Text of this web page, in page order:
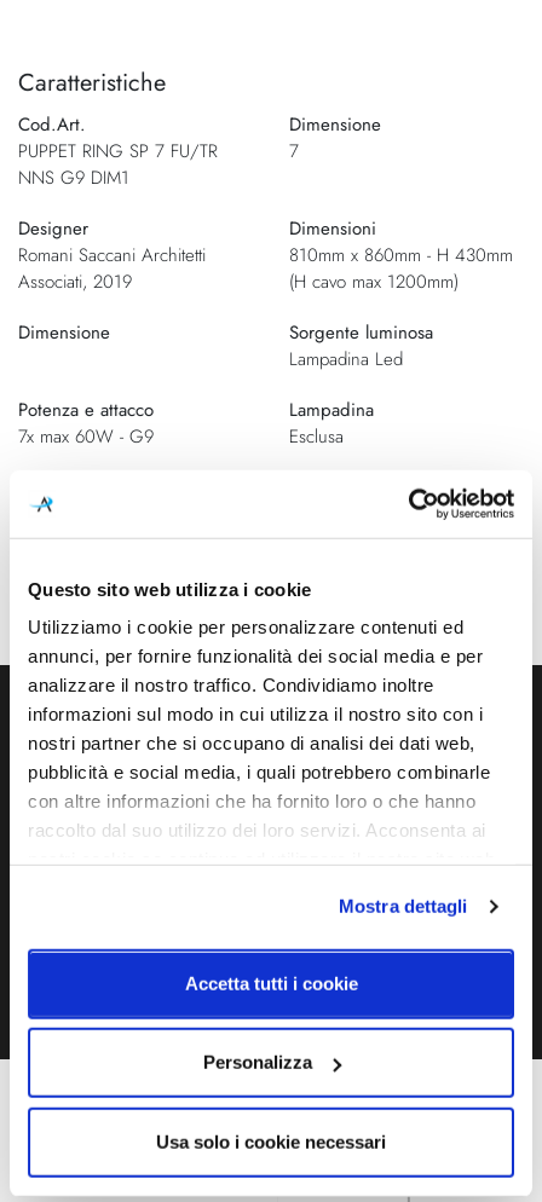
Questo sito web utilizza i cookie
Utilizziamo i cookie per personalizzare contenuti ed
annunci, per fornire funzionalità dei social media e per
analizzare il nostro traffico. Condividiamo inoltre
informazioni sul modo in cui utilizza il nostro sito con i
nostri partner che si occupano di analisi dei dati web,
pubblicità e social media, i quali potrebbero combinarle
con altre informazioni che ha fornito loro o che hanno
raccolto dal suo utilizzo dei loro servizi. Acconsenta ai
Mostra dettagli
Accetta tutti i cookie
Personalizza
Usa solo i cookie necessari
Caratteristiche
Cod.Art.
PUPPET RING SP 7 FU/TR
NNS G9 DIM1
Dimensione
7
Designer
Romani Saccani Architetti
Associati, 2019
Dimensioni
810mm x 860mm - H 430mm
(H cavo max 1200mm)
Dimensione
Sorgente luminosa
Lampadina Led
Potenza e attacco
7x max 60W - G9
Lampadina
Esclusa
Dimmerabile
Classe energetica
PUPRI SP 7 FUTR NNS G9 CE
Ti servono maggiori informazioni?
Contattaci via Chat, via telefono allo + 39 039 9909099 oppure
compila il modulo
TELEFONO MODULO CONTATTI